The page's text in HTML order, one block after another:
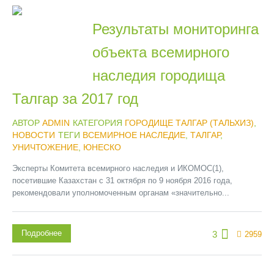
Результаты мониторинга
объекта всемирного
наследия городища
Талгар за 2017 год
АВТОР ADMIN КАТЕГОРИЯ ГОРОДИЩЕ ТАЛГАР (ТАЛЬХИЗ)
НОВОСТИ ТЕГИ ВСЕМИРНОЕ НАСЛЕДИЕ ТАЛГАР,
УНИЧТОЖЕНИЕ ЮНЕСКО
Эксперты Комитета всемирного наследия и ИКОМОС(1),
посетившие Казахстан с 31 октября по 9 ноября 2016 года,
рекомендовали уполномоченным органам «значительно...
3 2959
Подробнее